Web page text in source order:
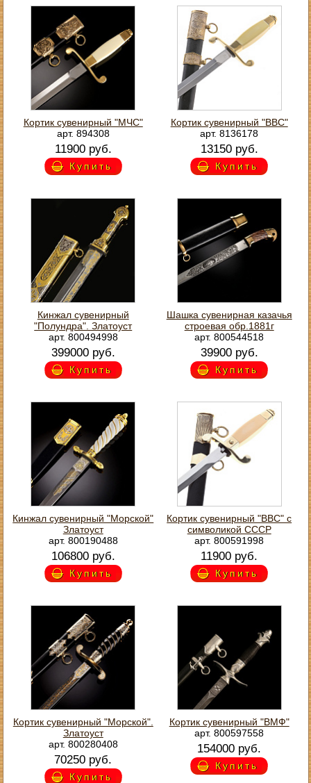
Кортик сувенирный "МЧС"
арт. 894308
11900 руб.
Купить
Кортик сувенирный "ВВС"
арт. 8136178
13150 руб.
Купить
Кинжал сувенирный
"Полундра". Златоуст
арт. 800494998
399000 руб.
Купить
Шашка сувенирная казачья
строевая обр.1881г
арт. 800544518
39900 руб.
Купить
Кинжал сувенирный "Морской"
Златоуст
арт. 800190488
106800 руб.
Купить
Кортик сувенирный "ВВС" с
символикой СССР
арт. 800591998
11900 руб.
Купить
Кортик сувенирный "Морской".
Златоуст
арт. 800280408
70250 руб.
Купить
Кортик сувенирный "ВМФ"
арт. 800597558
154000 руб.
Купить